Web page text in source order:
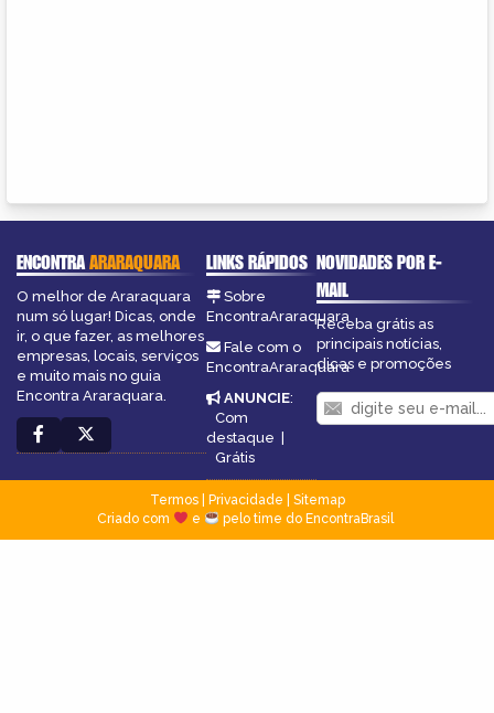
ENCONTRAARARAQUARA
O melhor de Araraquara
num só lugar! Dicas, onde
ir, o que fazer, as melhores
empresas, locais, serviços
e muito mais no guia
Encontra Araraquara.
LINKS RÁPIDOS
Sobre
EncontraAraraquara
Fale com o
EncontraAraraquara
ANUNCIE:
Com
destaque |
Grátis
NOVIDADES POR E-
MAIL
Receba grátis as
principais notícias,
dicas e promoções
Termos| Privacidade
Sitemap
Criado com
e pelo time do EncontraBrasil